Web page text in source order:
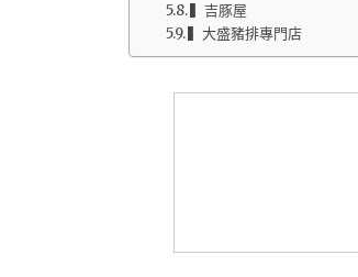
▍吉豚屋
▍大盛豬排專門店